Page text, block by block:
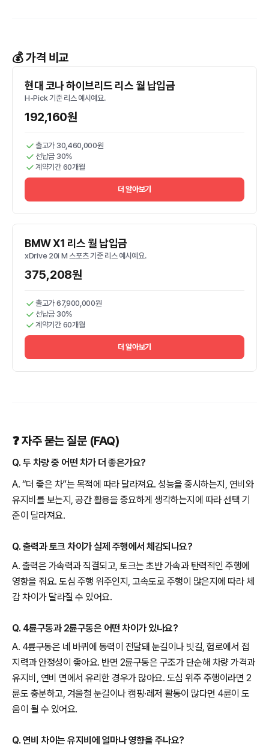
💰 가격 비교
현대 코나 하이브리드 리스 월 납입금
H-Pick 기준 리스 예시예요.
192,160원
출고가 30,460,000원
선납금 30%
계약기간 60개월
더 알아보기
BMW X1 리스 월 납입금
xDrive 20i M 스포츠 기준 리스 예시예요.
375,208원
출고가 67,900,000원
선납금 30%
계약기간 60개월
더 알아보기
❓ 자주 묻는 질문 (FAQ)
Q. 두 차량 중 어떤 차가 더 좋은가요?
A. “더 좋은 차”는 목적에 따라 달라져요. 성능을 중시하는지, 연비와
유지비를 보는지, 공간 활용을 중요하게 생각하는지에 따라 선택 기
준이 달라져요.
Q. 출력과 토크 차이가 실제 주행에서 체감되나요?
A. 출력은 가속력과 직결되고, 토크는 초반 가속과 탄력적인 주행에
영향을 줘요. 도심 주행 위주인지, 고속도로 주행이 많은지에 따라 체
감 차이가 달라질 수 있어요.
Q. 4륜구동과 2륜구동은 어떤 차이가 있나요?
A. 4륜구동은 네 바퀴에 동력이 전달돼 눈길이나 빗길, 험로에서 접
지력과 안정성이 좋아요. 반면 2륜구동은 구조가 단순해 차량 가격과
유지비, 연비 면에서 유리한 경우가 많아요. 도심 위주 주행이라면 2
륜도 충분하고, 겨울철 눈길이나 캠핑·레저 활동이 많다면 4륜이 도
움이 될 수 있어요.
Q. 연비 차이는 유지비에 얼마나 영향을 주나요?